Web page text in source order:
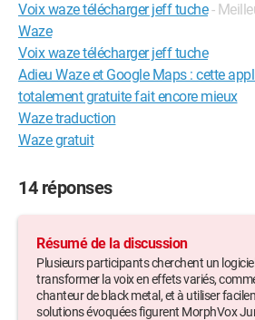
Voix waze télécharger jeff tuche -
Waze
Voix waze télécharger jeff tuche
Adieu Waze et Google Maps : cette
totalement gratuite fait encore mieux
Waze traduction
Waze gratuit
14 réponses
Résumé de la discussion
Plusieurs participants cherchent un
transformer la voix en effets variés,
chanteur de black metal, et à utiliser
solutions évoquées figurent MorphVox